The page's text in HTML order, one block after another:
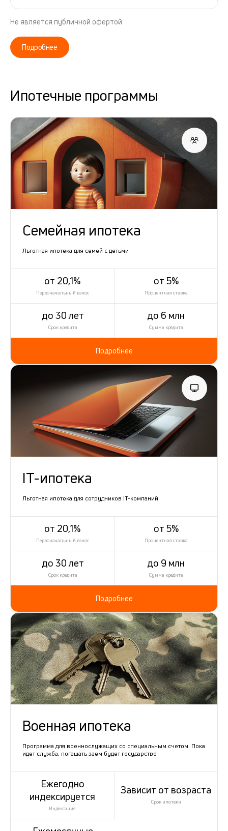
Не является публичной офертой
Подробнее
Ипотечные программы
Семейная ипотека
Льготная ипотека для семей с детьми
от 20,1%
Первоначальный взнос
от 5%
Процентная ставка
до 30 лет
Срок кредита
до 6 млн
Сумма кредита
Подробнее
IT-ипотека
Льготная ипотека для сотрудников IT-компаний
от 20,1%
Первоначальный взнос
от 5%
Процентная ставка
до 30 лет
Срок кредита
до 9 млн
Сумма кредита
Подробнее
Военная ипотека
Программа для военнослужащих со специальным счетом. Пока
идет служба, погашать заем будет государство
Ежегодно
индексируется
Индексация
Зависит от возраста
Срок ипотеки